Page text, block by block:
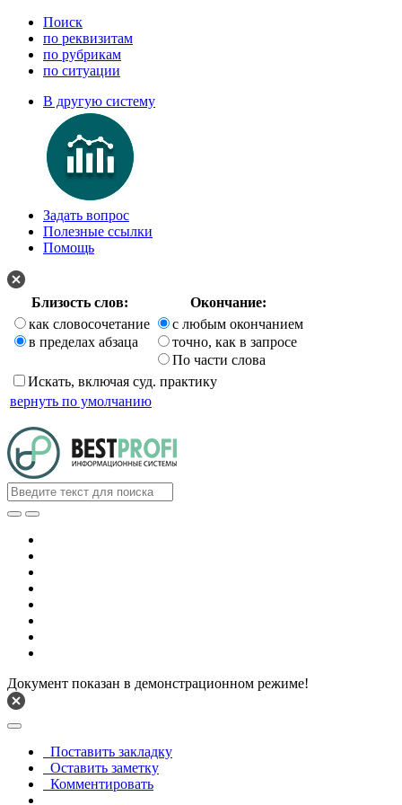
Поиск
по реквизитам
по рубрикам
по ситуации
В другую систему
Задать вопрос
Полезные ссылки
Помощь
Близость слов:
Окончание:
как словосочетание
в пределах абзаца
с любым окончанием
точно, как в запросе
По части слова
Искать, включая суд. практику
вернуть по умолчанию
Документ показан в демонстрационном режиме!
Поставить закладку
Оставить заметку
Комментировать